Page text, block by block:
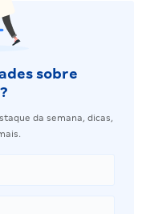
sobre
da semana, dicas,